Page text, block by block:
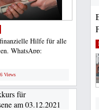
Hilfe für alle
WhatsApp:
Views
für
am 03.12.2021